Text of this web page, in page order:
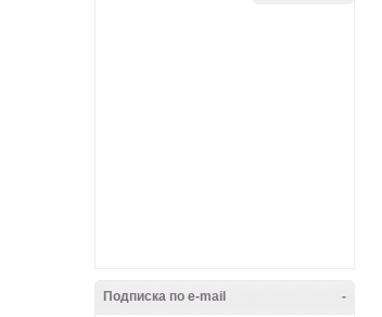
-
Подписка по e-mail